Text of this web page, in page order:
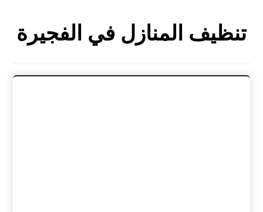
تنظيف المنازل في الفجيرة